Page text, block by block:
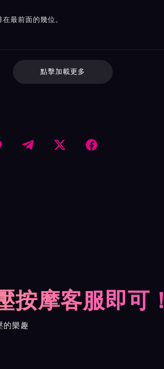
最前面的幾位。
點擊加載更多
  
按摩客服即可！
的樂趣